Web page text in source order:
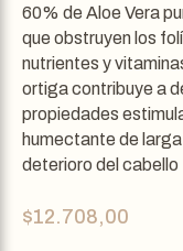
60% de Aloe Vera
que obstruyen los
nutrientes y
ortiga contribuye a
propiedades
humectante de
deterioro del cabello
$12.708,00